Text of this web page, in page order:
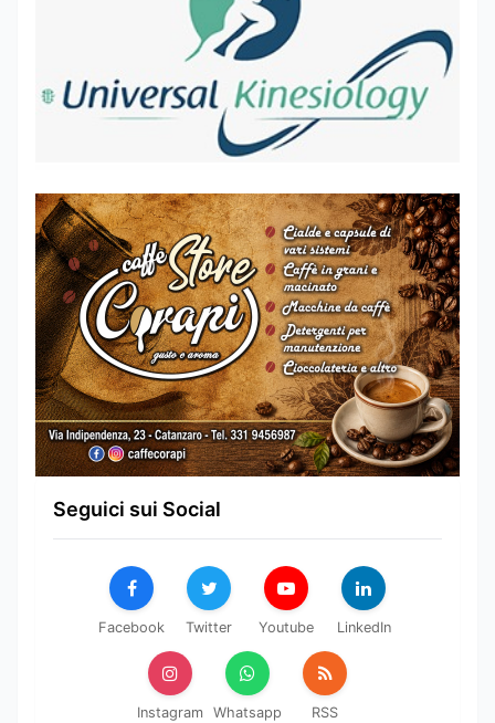
Seguici sui Social
Facebook Twitter Youtube LinkedIn
Instagram Whatsapp RSS